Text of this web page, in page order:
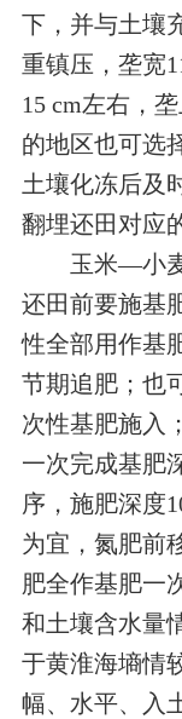
下，并与土壤
重镇压，垄宽
15 cm左右，
的地区也可选
土壤化冻后及
翻埋还田对应
玉米—小麦
还田前要施基
性全部用作基
节期追肥；也
次性基肥施入
一次完成基肥
序，施肥深度
为宜，氮肥前
肥全作基肥一
和土壤含水量
于黄淮海墒情
幅、水平、入